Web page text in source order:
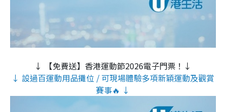
↓ 【免費送】香港運動節2026電子門票！↓
↓ 設過百運動用品攤位 / 可現場體驗多項新穎運動及觀賞
賽事🔥 ↓